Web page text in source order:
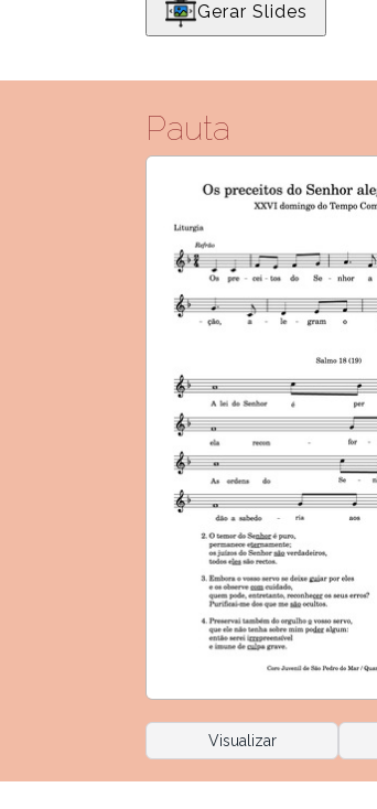
Gerar Slides
Pauta
Visualizar